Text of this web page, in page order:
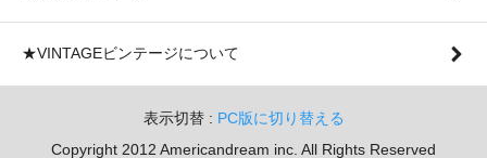
★VINTAGEビンテージについて
表示切替 : PC版に切り替える
Copyright 2012 Americandream inc. All Rights Reserved